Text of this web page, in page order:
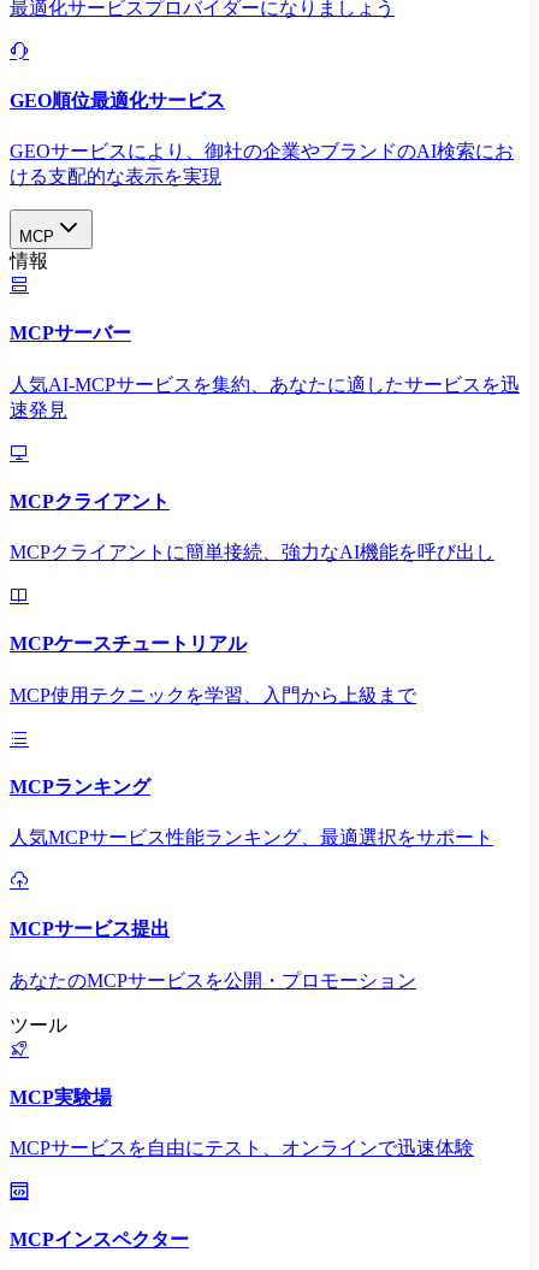
最適化サービスプロバイダーになりましょう
GEO順位最適化サービス
GEOサービスにより、御社の企業やブランドのAI検索にお
ける支配的な表示を実現​
MCP
情報
MCPサーバー
人気AI-MCPサービスを集約、あなたに適したサービスを迅
速発見
MCPクライアント
MCPクライアントに簡単接続、強力なAI機能を呼び出し
MCPケースチュートリアル
MCP使用テクニックを学習、入門から上級まで
MCPランキング
人気MCPサービス性能ランキング、最適選択をサポート
MCPサービス提出
あなたのMCPサービスを公開・プロモーション
ツール
MCP実験場
MCPサービスを自由にテスト、オンラインで迅速体験
MCPインスペクター